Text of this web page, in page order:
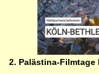
2. Palästina-Filmtage